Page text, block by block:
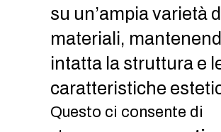
su un’ampia varietà
materiali,
intatta la struttura e
caratteristiche
Questo ci consente di